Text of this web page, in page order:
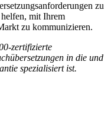
zu
mit Ihrem
zu kommunizieren.
zertifizierte
in die und
spezialisiert ist.